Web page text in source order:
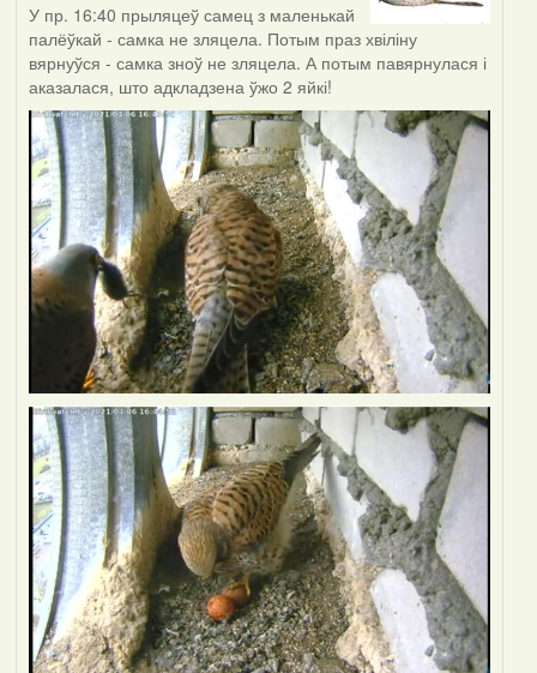
У пр. 16:40 прыляцеў самец з маленькай
палёўкай - самка не зляцела. Потым праз хвіліну
вярнуўся - самка зноў не зляцела. А потым павярнулася і
аказалася, што адкладзена ўжо 2 яйкі!